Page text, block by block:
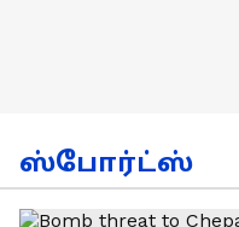
ஸ்போர்ட்ஸ்